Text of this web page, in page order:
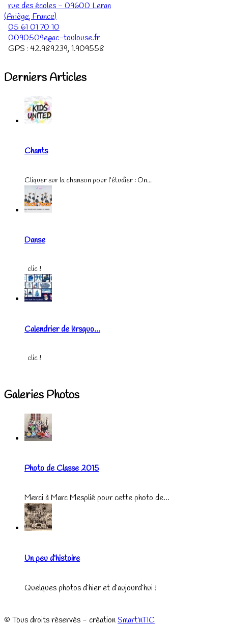
rue des écoles - 09600 Leran
(Ariège, France)
05 61 01 70 10
0090509e@ac-toulouse.fr
GPS : 42.989239, 1.909558
Derniers Articles
Chants
Cliquer sur la chanson pour l’étudier : On...
Danse
clic !
Calendrier de l&rsquo...
clic !
Galeries Photos
Photo de Classe 2015
Merci à Marc Mesplié pour cette photo de...
Un peu d’histoire
Quelques photos d’hier et d’aujourd’hui !
© Tous droits réservés - création Smart'nTIC